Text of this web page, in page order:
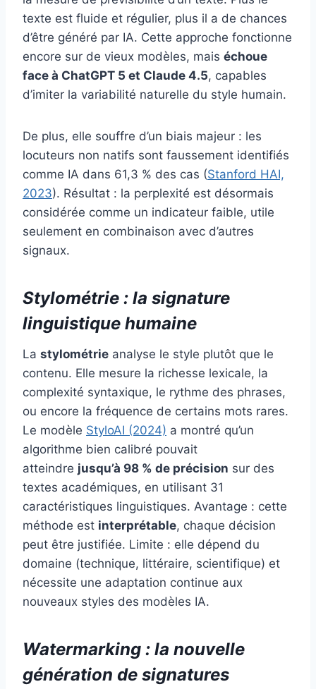
texte est fluide et régulier, plus il a de chances
d’être généré par IA. Cette approche fonctionne
encore sur de vieux modèles, mais échoue
face à ChatGPT 5 et Claude 4.5, capables
d’imiter la variabilité naturelle du style humain.
De plus, elle souffre d’un biais majeur : les
locuteurs non natifs sont faussement identifiés
comme IA dans 61,3 % des cas (Stanford HAI,
2023). Résultat : la perplexité est désormais
considérée comme un indicateur faible, utile
seulement en combinaison avec d’autres
signaux.
Stylométrie : la signature
linguistique humaine
La stylométrie analyse le style plutôt que le
contenu. Elle mesure la richesse lexicale, la
complexité syntaxique, le rythme des phrases,
ou encore la fréquence de certains mots rares.
Le modèle StyloAI (2024) a montré qu’un
algorithme bien calibré pouvait
atteindre jusqu’à 98 % de précision sur des
textes académiques, en utilisant 31
caractéristiques linguistiques. Avantage : cette
méthode est interprétable, chaque décision
peut être justifiée. Limite : elle dépend du
domaine (technique, littéraire, scientifique) et
nécessite une adaptation continue aux
nouveaux styles des modèles IA.
Watermarking : la nouvelle
génération de signatures